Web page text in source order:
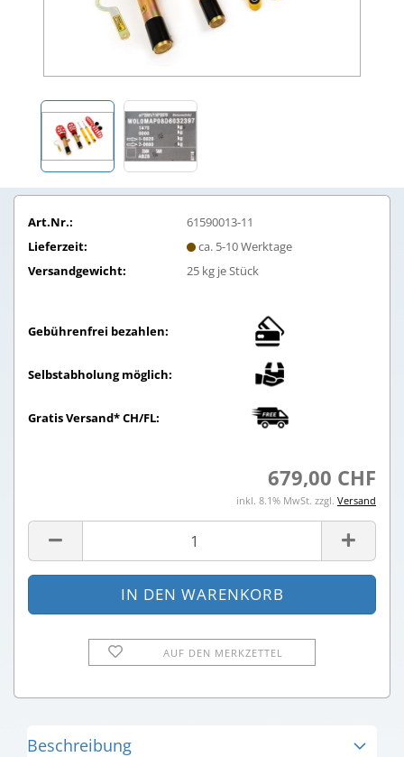
Art.Nr.:
61590013-11
Lieferzeit:
ca. 5-10 Werktage
Versandgewicht:
25kg je Stück
Gebührenfrei bezahlen:
Selbstabholung möglich:
Gratis Versand* CH/FL:
679,00 CHF
inkl. 8.1% MwSt. zzgl. Versand
AUF DEN MERKZETTEL
Beschreibung